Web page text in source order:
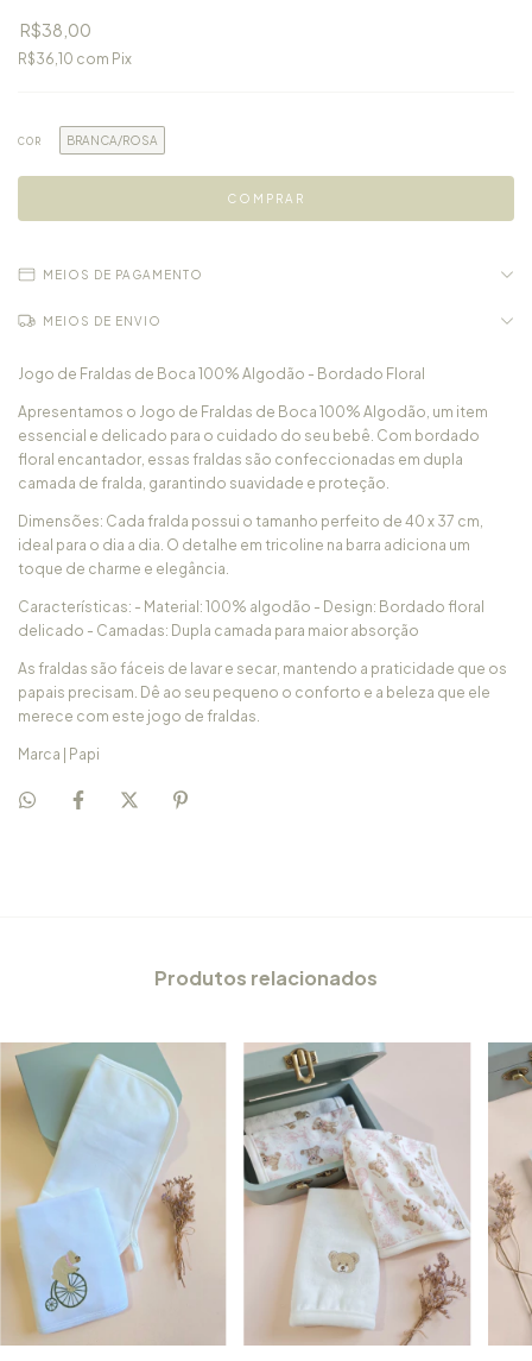
R$38,00
R$36,10 com Pix
COR BRANCA/ROSA
MEIOS DE PAGAMENTO
MEIOS DE ENVIO
Jogo de Fraldas de Boca 100% Algodão - Bordado Floral
Apresentamos o Jogo de Fraldas de Boca 100% Algodão, um item
essencial e delicado para o cuidado do seu bebê. Com bordado
floral encantador, essas fraldas são confeccionadas em dupla
camada de fralda, garantindo suavidade e proteção.
Dimensões: Cada fralda possui o tamanho perfeito de 40 x 37 cm,
ideal para o dia a dia. O detalhe em tricoline na barra adiciona um
toque de charme e elegância.
Características: - Material: 100% algodão - Design: Bordado floral
delicado - Camadas: Dupla camada para maior absorção
As fraldas são fáceis de lavar e secar, mantendo a praticidade que os
papais precisam. Dê ao seu pequeno o conforto e a beleza que ele
merece com este jogo de fraldas.
Marca | Papi
Produtos relacionados